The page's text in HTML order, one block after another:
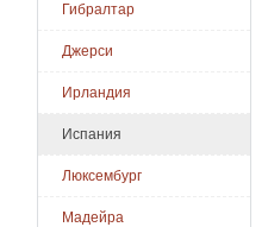
Гибралтар
Джерси
Ирландия
Испания
Люксембург
Мадейра